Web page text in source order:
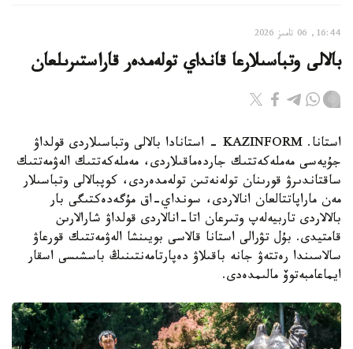
16:44, 06 تامىز 2026
بالالى وتباسىلارعا قانداي تولەمدەر قاراستىرىلعان
استانا. KAZINFORM - استانادا بالالى وتباسىلاردى قولداۋ
جۇيەسى مەملەكەتتىك جاردەماقىلاردى، مەملەكەتتىك الەۋمەتتىك
ساقتاندىرۋ قورىنان تولەنەتىن تولەمدەردى، كوپبالالى وتباسىلار
مەن ماراپاتتالعان انالاردى، سونداي-اق مۇگەدەكتىگى بار
بالالاردى تاربيەلەپ وتىرعان اتا-انالاردى قولداۋ شارالارىن
قامتيدى. بۇل تۋرالى استانا قالاسى بويىنشا الەۋمەتتىك قورعاۋ
سالاسىندا رەتتەۋ جانە باقىلاۋ دەپارتامەنتىنىڭ باسشىسى اسقار
ايماعامبەتوۆ مالىمدەدى.